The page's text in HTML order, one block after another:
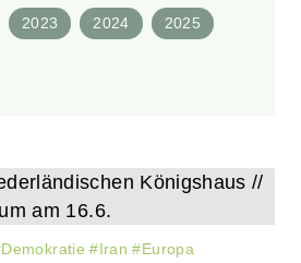
2023 2024 2025
Demokratie #Iran #Europa